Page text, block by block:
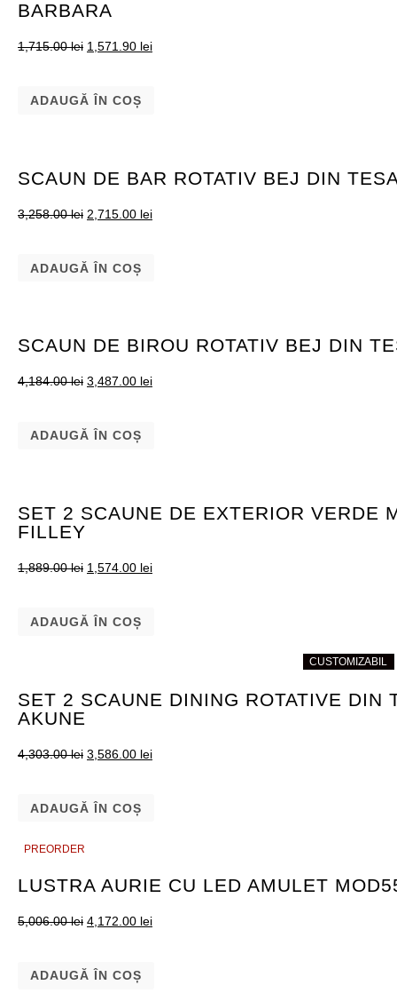
BARBARA
1,715.00lei 1,571.90 lei
ADAUGĂ ÎN COȘ
SCAUN DE BAR ROTATIV BEJ DIN
3,258.00lei 2,715.00 lei
ADAUGĂ ÎN COȘ
SCAUN DE BIROU ROTATIV BEJ DIN
4,184.00lei 3,487.00 lei
ADAUGĂ ÎN COȘ
SET 2 SCAUNE DE EXTERIOR VERDE
FILLEY
1,889.00lei 1,574.00 lei
ADAUGĂ ÎN COȘ
CUSTOMIZABIL
CUSTOMIZABIL
SET 2 SCAUNE DINING ROTATIVE DIN
AKUNE
4,303.00lei 3,586.00 lei
ADAUGĂ ÎN COȘ
PREORDER
PREORDER
LUSTRA AURIE CU LED AMULET
5,006.00lei 4,172.00 lei
ADAUGĂ ÎN COȘ